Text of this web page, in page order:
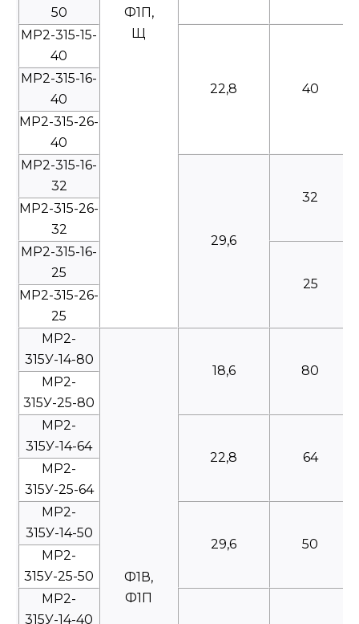
Ф1П,
Щ
50
МР2-315-15-
40
22,8 40
МР2-315-16-
40
МР2-315-26-
40
МР2-315-16-
32
29,6
32
МР2-315-26-
32
МР2-315-16-
25
25
МР2-315-26-
25
МР2-
315У-14-80
Ф1В,
Ф1П
18,6 80
МР2-
315У-25-80
МР2-
315У-14-64
22,8 64
МР2-
315У-25-64
МР2-
315У-14-50
29,6 50
МР2-
315У-25-50
МР2-
315У-14-40